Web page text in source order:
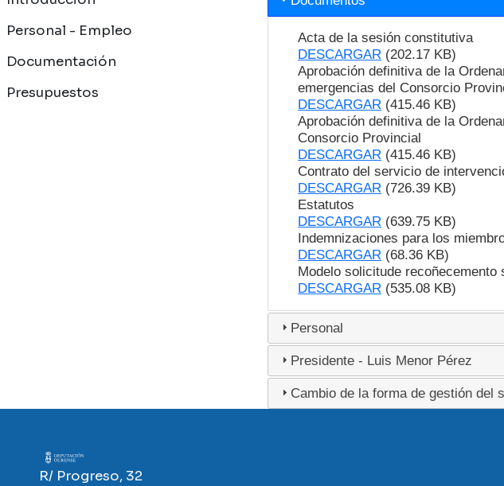
Personal - Empleo
Documentación
Presupuestos
Acta de la sesión constitutiva
DESCARGAR (202.17 KB)
Aprobación definitiva de la
emergencias del Consorcio
DESCARGAR (415.46 KB)
Aprobación definitiva de la
Consorcio Provincial
DESCARGAR (415.46 KB)
Contrato del servicio de
DESCARGAR (726.39 KB)
Estatutos
DESCARGAR (639.75 KB)
Indemnizaciones para los
DESCARGAR (68.36 KB)
Modelo solicitude
DESCARGAR (535.08 KB)
Personal
Presidente - Luis Menor Pérez
Cambio de la forma de gestión del
Imaxe
R/ Progreso, 32